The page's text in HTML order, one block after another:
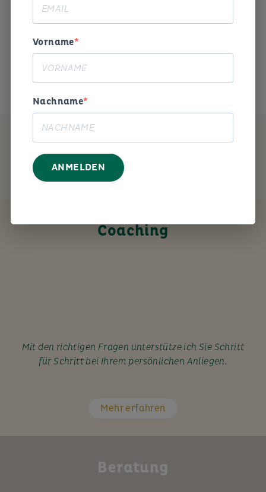
Begeisterung und Humor die
Das ist mein Anliegen.
MEIN ANGEBOT
Coaching
Mit den richtigen Fragen unterstütze ich Sie Schritt
für Schritt bei Ihrem persönlichen Anliegen.
Mehr erfahren
Beratung
Vorname
Nachname
ANMELDEN